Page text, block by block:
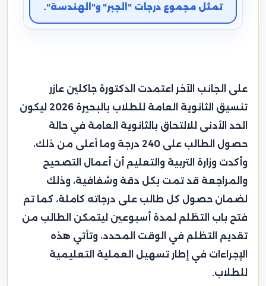
تمثل مجموع درجات "الجبر" و"الهندسة".
على الجانب الآخر اعتمدت الدكتورة جاكلين عازر
تنسيق الثانوية العامة للطلاب بالبحيرة 2026 ليكون
الحد الأدنى للالتحاق بالثانوية العامة في حالة
حصول الطالب على 240 درجة وما أعلى من ذلك،
وأكدت وزارة التربية والتعليم أن أعمال التصحيح
والمراجعة قد تمت بكل دقة وشفافية، وذلك
لضمان حصول كل طالب على درجاته كاملة، كما تم
فتح باب التظلم لمدة أسبوعين ليتمكن الطالب من
تقديم التظلم في الوقت المحدد، وتأتي هذه
الإجراءات في إطار تسهيل العملية التعليمية
للطلاب.